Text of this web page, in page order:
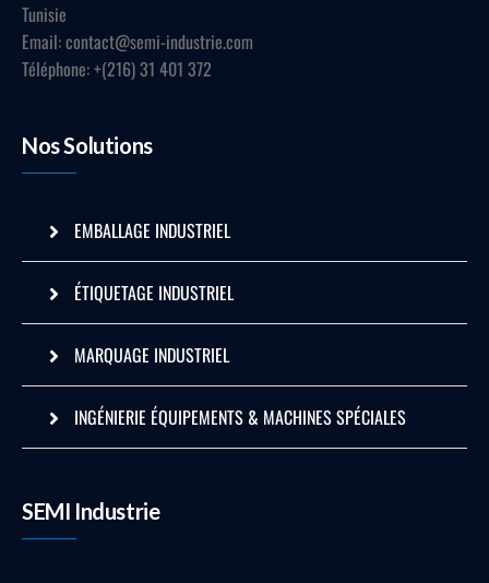
Tunisie
Email: contact@semi-industrie.com
Téléphone: +(216) 31 401 372
Nos Solutions
EMBALLAGE INDUSTRIEL
ÉTIQUETAGE INDUSTRIEL
MARQUAGE INDUSTRIEL
INGÉNIERIE ÉQUIPEMENTS & MACHINES SPÉCIALES
SEMI Industrie